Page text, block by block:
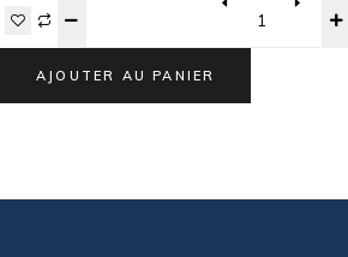
AJOUTER AU PANIER